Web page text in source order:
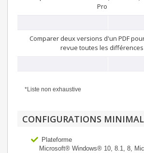
Pro
Comparer deux versions d'un PDF
revue toutes les différences
*Liste non exhaustive
CONFIGURATIONS
Plateforme
Microsoft® Windows® 10, 8.1, 8,